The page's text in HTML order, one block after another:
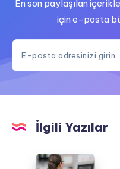
En son paylaşılan
için e-posta
İlgili Yazılar
Düşük